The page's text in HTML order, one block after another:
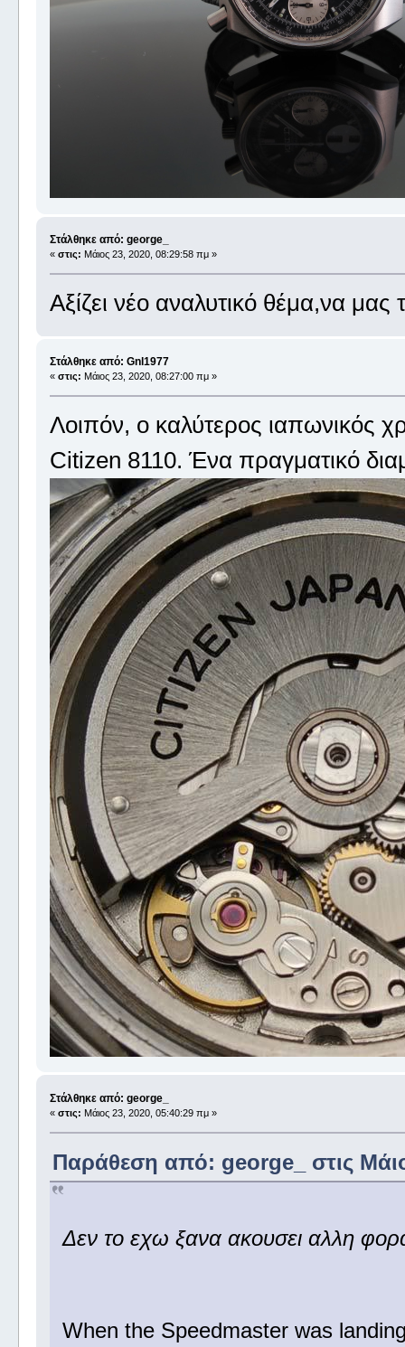
Στάλθηκε από: george_
« στις: Μάιος 23, 2020, 08:29:58 πμ »
Αξίζει νέο αναλυτικό θέμα,να μας
Στάλθηκε από: Gnl1977
« στις: Μάιος 23, 2020, 08:27:00 πμ »
Λοιπόν, ο καλύτερος ιαπωνικός
Citizen 8110. Ένα πραγματικό
Στάλθηκε από: george_
« στις: Μάιος 23, 2020, 05:40:29 πμ »
Παράθεση από: george_ στις
Δεν το εχω ξανα ακουσει αλλη
When the Speedmaster was